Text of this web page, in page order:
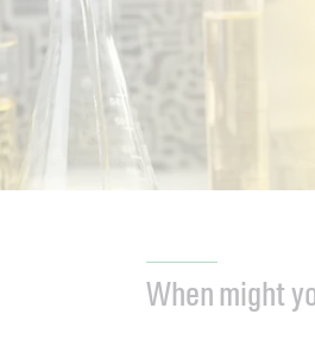
When might